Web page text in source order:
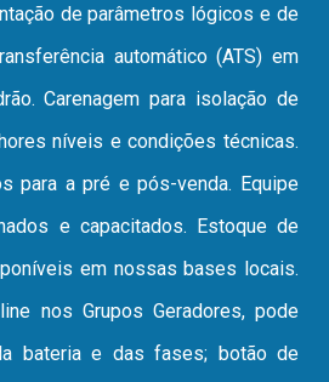
de parâmetros lógicos e de
automático (ATS) em
Carenagem para isolação de
níveis e condições técnicas.
para a pré e pós-venda. Equipe
e capacitados. Estoque de
em nossas bases locais.
nos Grupos Geradores, pode
bateria e das fases; botão de